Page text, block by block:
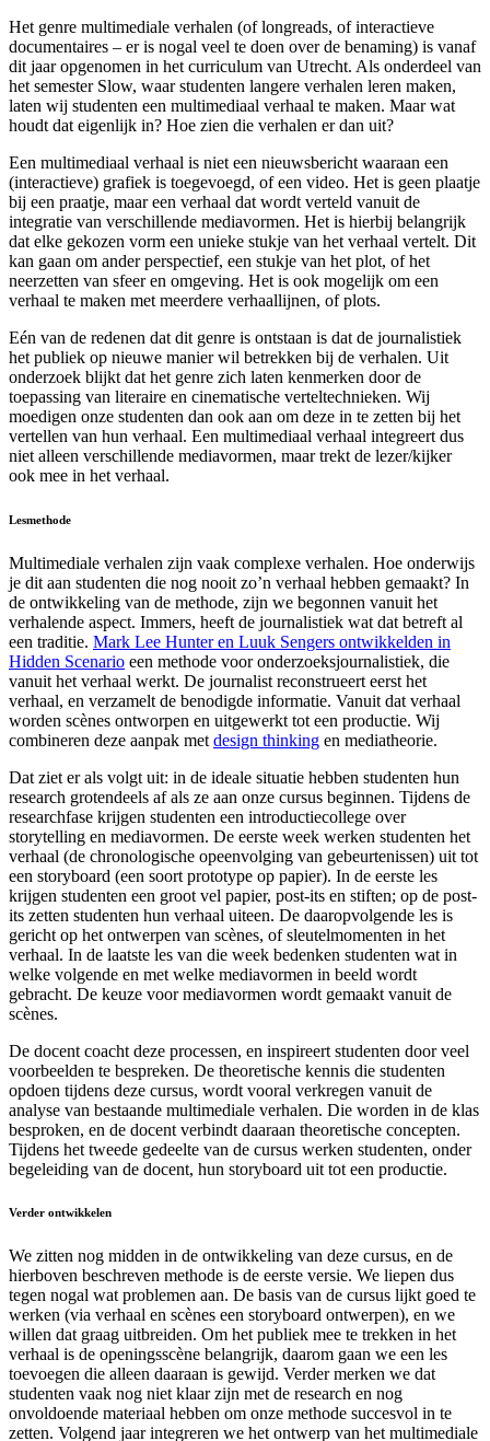
Het genre multimediale verhalen (of longreads, of interactieve
documentaires – er is nogal veel te doen over de benaming) is vanaf
dit jaar opgenomen in het curriculum van Utrecht. Als onderdeel van
het semester Slow, waar studenten langere verhalen leren maken,
laten wij studenten een multimediaal verhaal te maken. Maar wat
houdt dat eigenlijk in? Hoe zien die verhalen er dan uit?
Een multimediaal verhaal is niet een nieuwsbericht waaraan een
(interactieve) grafiek is toegevoegd, of een video. Het is geen plaatje
bij een praatje, maar een verhaal dat wordt verteld vanuit de
integratie van verschillende mediavormen. Het is hierbij belangrijk
dat elke gekozen vorm een unieke stukje van het verhaal vertelt. Dit
kan gaan om ander perspectief, een stukje van het plot, of het
neerzetten van sfeer en omgeving. Het is ook mogelijk om een
verhaal te maken met meerdere verhaallijnen, of plots.
Eén van de redenen dat dit genre is ontstaan is dat de journalistiek
het publiek op nieuwe manier wil betrekken bij de verhalen. Uit
onderzoek blijkt dat het genre zich laten kenmerken door de
toepassing van literaire en cinematische verteltechnieken. Wij
moedigen onze studenten dan ook aan om deze in te zetten bij het
vertellen van hun verhaal. Een multimediaal verhaal integreert dus
niet alleen verschillende mediavormen, maar trekt de lezer/kijker
ook mee in het verhaal.
Lesmethode
Multimediale verhalen zijn vaak complexe verhalen. Hoe onderwijs
je dit aan studenten die nog nooit zo’n verhaal hebben gemaakt? In
de ontwikkeling van de methode, zijn we begonnen vanuit het
verhalende aspect. Immers, heeft de journalistiek wat dat betreft al
een traditie. Mark Lee Hunter en Luuk Sengers ontwikkelden in
Hidden Scenario een methode voor onderzoeksjournalistiek, die
vanuit het verhaal werkt. De journalist reconstrueert eerst het
verhaal, en verzamelt de benodigde informatie. Vanuit dat verhaal
worden scènes ontworpen en uitgewerkt tot een productie. Wij
combineren deze aanpak met design thinking en mediatheorie.
Dat ziet er als volgt uit: in de ideale situatie hebben studenten hun
research grotendeels af als ze aan onze cursus beginnen. Tijdens de
researchfase krijgen studenten een introductiecollege over
storytelling en mediavormen. De eerste week werken studenten het
verhaal (de chronologische opeenvolging van gebeurtenissen) uit tot
een storyboard (een soort prototype op papier). In de eerste les
krijgen studenten een groot vel papier, post-its en stiften; op de post-
its zetten studenten hun verhaal uiteen. De daaropvolgende les is
gericht op het ontwerpen van scènes, of sleutelmomenten in het
verhaal. In de laatste les van die week bedenken studenten wat in
welke volgende en met welke mediavormen in beeld wordt
gebracht. De keuze voor mediavormen wordt gemaakt vanuit de
scènes.
De docent coacht deze processen, en inspireert studenten door veel
voorbeelden te bespreken. De theoretische kennis die studenten
opdoen tijdens deze cursus, wordt vooral verkregen vanuit de
analyse van bestaande multimediale verhalen. Die worden in de klas
besproken, en de docent verbindt daaraan theoretische concepten.
Tijdens het tweede gedeelte van de cursus werken studenten, onder
begeleiding van de docent, hun storyboard uit tot een productie.
Verder ontwikkelen
We zitten nog midden in de ontwikkeling van deze cursus, en de
hierboven beschreven methode is de eerste versie. We liepen dus
tegen nogal wat problemen aan. De basis van de cursus lijkt goed te
werken (via verhaal en scènes een storyboard ontwerpen), en we
willen dat graag uitbreiden. Om het publiek mee te trekken in het
verhaal is de openingsscène belangrijk, daarom gaan we een les
toevoegen die alleen daaraan is gewijd. Verder merken we dat
studenten vaak nog niet klaar zijn met de research en nog
onvoldoende materiaal hebben om onze methode succesvol in te
zetten. Volgend jaar integreren we het ontwerp van het multimediale